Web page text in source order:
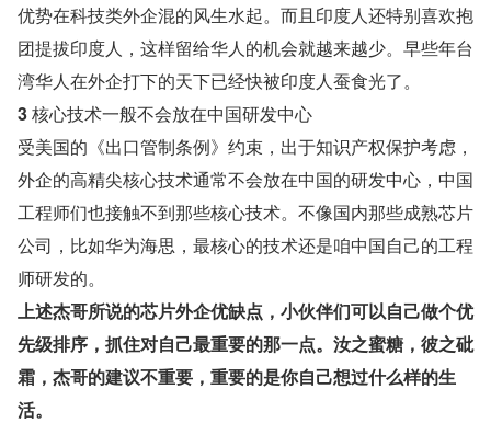
优势在科技类外企混的风生水起。而且印度人还特别喜欢抱
团提拔印度人，这样留给华人的机会就越来越少。早些年台
湾华人在外企打下的天下已经快被印度人蚕食光了。
3 核心技术一般不会放在中国研发中心
受美国的《出口管制条例》约束，出于知识产权保护考虑，
外企的高精尖核心技术通常不会放在中国的研发中心，中国
工程师们也接触不到那些核心技术。不像国内那些成熟芯片
公司，比如华为海思，最核心的技术还是咱中国自己的工程
师研发的。
上述杰哥所说的芯片外企优缺点，小伙伴们可以自己做个优
先级排序，抓住对自己最重要的那一点。汝之蜜糖，彼之砒
霜，杰哥的建议不重要，重要的是你自己想过什么样的生
活。